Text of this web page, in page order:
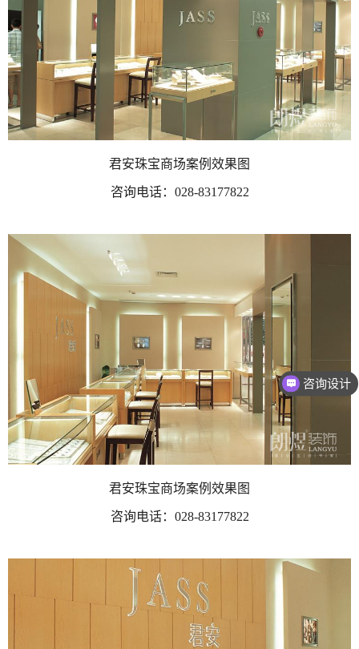
君安珠宝商场案例效果图
咨询电话： 028-83177822
君安珠宝商场案例效果图
咨询电话： 028-83177822
咨询设计